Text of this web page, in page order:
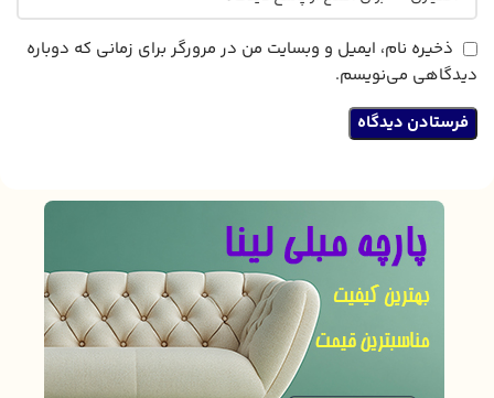
ذخیره نام، ایمیل و وبسایت من در مرورگر برای زمانی که دوباره
دیدگاهی می‌نویسم.